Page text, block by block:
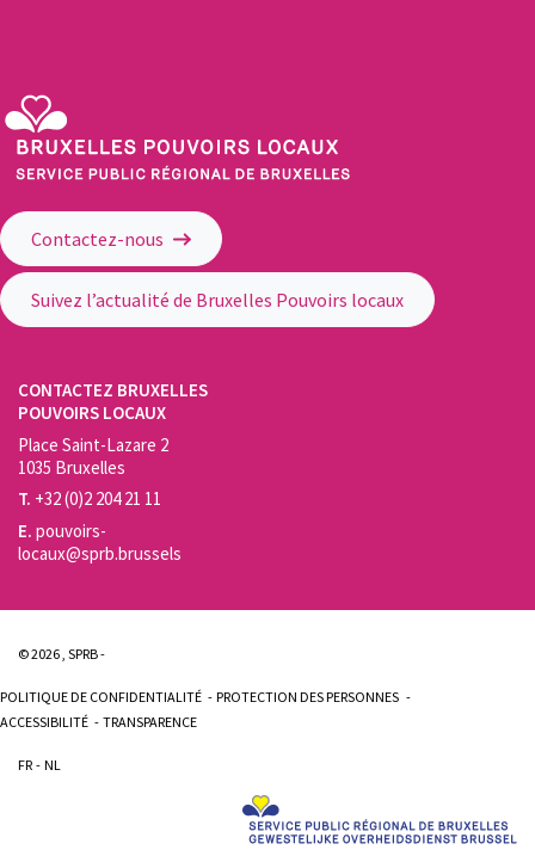
Contactez-nous
Suivez l’actualité de Bruxelles Pouvoirs locaux
CONTACTEZ BRUXELLES
POUVOIRS LOCAUX
Place Saint-Lazare 2
1035 Bruxelles
T. +32 (0)2 204 21 11
E. pouvoirs-
locaux@sprb.brussels
© 2026 , SPRB -
POLITIQUE DE CONFIDENTIALITÉ
PROTECTION DES PERSONNES
ACCESSIBILITÉ
TRANSPARENCE
FR NL